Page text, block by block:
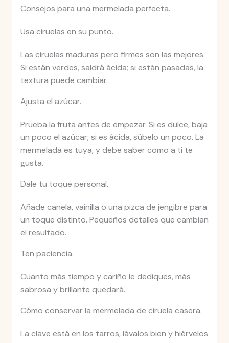
Consejos para una mermelada perfecta.
Usa ciruelas en su punto.
Las ciruelas maduras pero firmes son las mejores.
Si están verdes, saldrá ácida; si están pasadas, la
textura puede cambiar.
Ajusta el azúcar.
Prueba la fruta antes de empezar. Si es dulce, baja
un poco el azúcar; si es ácida, súbelo un poco. La
mermelada es tuya, y debe saber como a ti te
gusta.
Dale tu toque personal.
Añade canela, vainilla o una pizca de jengibre para
un toque distinto. Pequeños detalles que cambian
el resultado.
Ten paciencia.
Cuanto más tiempo y cariño le dediques, más
sabrosa y brillante quedará.
Cómo conservar la mermelada de ciruela casera.
La clave está en los tarros, lávalos bien y hiérvelos